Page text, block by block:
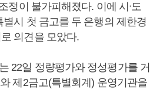
정이 불가피해졌다. 이에 시ᐧ도
시 첫 금고를 두 은행의 제한경
의견을 모았다.
22일 정량평가와 정성평가를 거
제2금고(특별회계) 운영기관을